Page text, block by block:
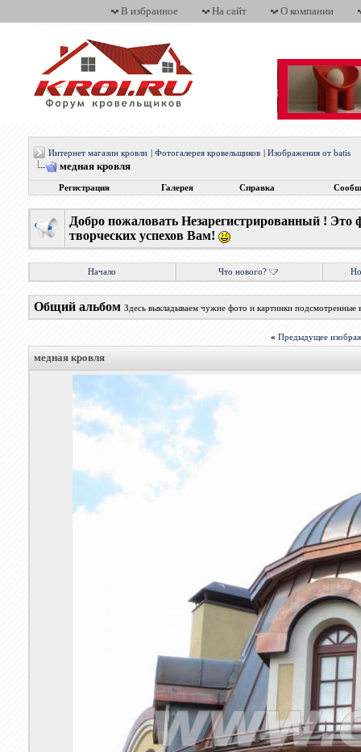
В избранное На сайт О компании
Интернет магазин кровли Фотогалерея кровельщиков Изображения от batis
медная кровля
Регистрация Галерея Справка
Добро пожаловать Незарегистрированный !
творческих успехов Вам!
Начало Что нового?
Общий альбом Здесь выкладываем чужие фото и картинки подсмотренные
« Предыдущее
медная кровля